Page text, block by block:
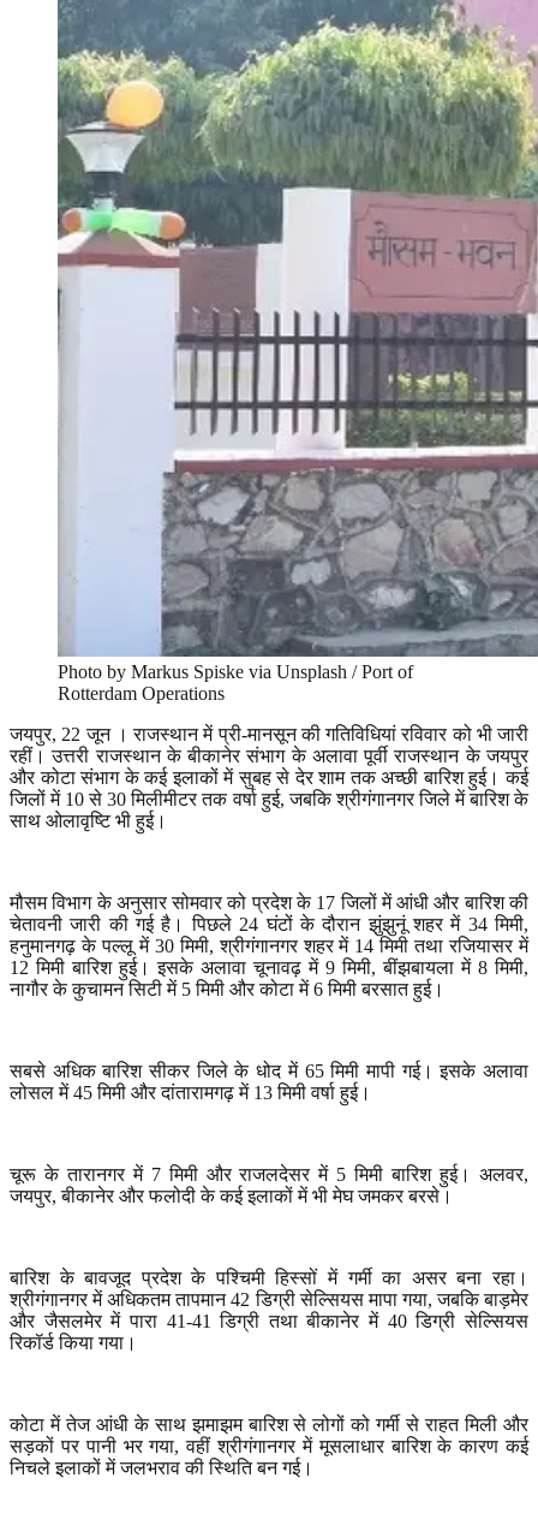
Photo by Markus Spiske via Unsplash / Port of
Rotterdam Operations
जयपुर, 22 जून । राजस्थान में प्री-मानसून की गतिविधियां रविवार को भी जारी
रहीं। उत्तरी राजस्थान के बीकानेर संभाग के अलावा पूर्वी राजस्थान के जयपुर
और कोटा संभाग के कई इलाकों में सुबह से देर शाम तक अच्छी बारिश हुई। कई
जिलों में 10से30मिलीमीटर तक वर्षा हुई,जबकि श्रीगंगानगर जिले में बारिश के
साथ ओलावृष्टि भी हुई।
मौसम विभाग के अनुसार सोमवार को प्रदेश के 17 जिलों में आंधी और बारिश की
चेतावनी जारी की गई है। पिछले 24 घंटों के दौरान झुंझुनूं शहर में 34मिमी,
हनुमानगढ़ के पल्लू में 30मिमी,श्रीगंगानगर शहर में 14 मिमी तथा रजियासर में
12 मिमी बारिश हुई। इसके अलावा चूनावढ़ में 9 मिमी,बींझबायला में 8 मिमी,
नागौर के कुचामन सिटी में 5मिमी और कोटा में6मिमी बरसात हुई।
सबसे अधिक बारिश सीकर जिले के धोद में 65मिमी मापी गई। इसके अलावा
लोसल में45मिमी और दांतारामगढ़ में 13मिमी वर्षा हुई।
चूरू के तारानगर में 7मिमी और राजलदेसर में 5 मिमी बारिश हुई। अलवर,
जयपुर,बीकानेर और फलोदी के कई इलाकों में भी मेघ जमकर बरसे।
बारिश के बावजूद प्रदेश के पश्चिमी हिस्सों में गर्मी का असर बना रहा।
श्रीगंगानगर में अधिकतम तापमान42 डिग्री सेल्सियस मापा गया,जबकि बाड़मेर
और जैसलमेर में पारा 41-41 डिग्री तथा बीकानेर में 40डिग्री सेल्सियस
रिकॉर्ड किया गया।
कोटा में तेज आंधी के साथ झमाझम बारिश से लोगों को गर्मी से राहत मिली और
सड़कों पर पानी भर गया,वहीं श्रीगंगानगर में मूसलाधार बारिश के कारण कई
निचले इलाकों में जलभराव की स्थिति बन गई।